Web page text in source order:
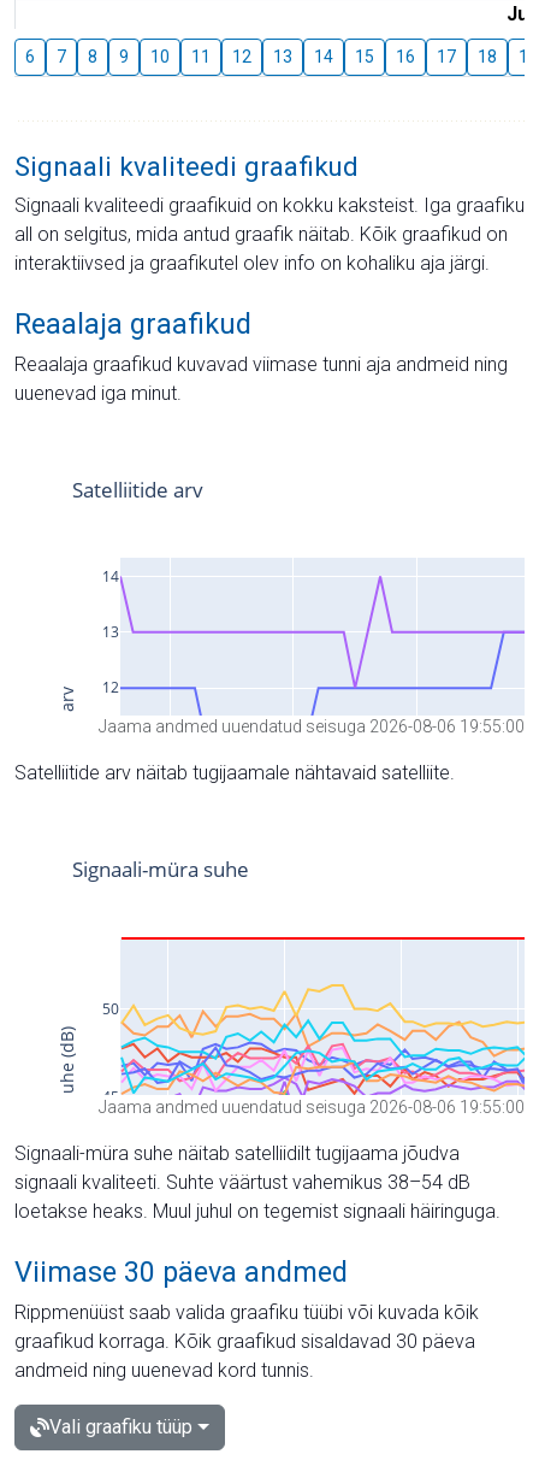
6 7 8 9 10 11 12 13 14 15 16 17 18 19
Signaali kvaliteedi graafikud
Signaali kvaliteedi graafikuid on kokku kaksteist. Iga graafiku
all on selgitus, mida antud graafik näitab. Kõik graafikud on
interaktiivsed ja graafikutel olev info on kohaliku aja järgi.
Reaalaja graafikud
Reaalaja graafikud kuvavad viimase tunni aja andmeid ning
uuenevad iga minut.
Jaama andmed uuendatud seisuga 2026-08-06 19:55:00
Satelliitide arv näitab tugijaamale nähtavaid satelliite.
Jaama andmed uuendatud seisuga 2026-08-06 19:55:00
Signaali-müra suhe näitab satelliidilt tugijaama jõudva
signaali kvaliteeti. Suhte väärtust vahemikus 38–54 dB
loetakse heaks. Muul juhul on tegemist signaali häiringuga.
Viimase 30 päeva andmed
Rippmenüüst saab valida graafiku tüübi või kuvada kõik
graafikud korraga. Kõik graafikud sisaldavad 30 päeva
andmeid ning uuenevad kord tunnis.
Vali graafiku tüüp